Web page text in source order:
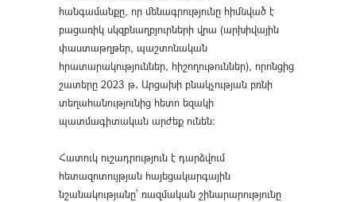
հանգամանքը, որ մենագրությունը հիմնված է
բացառիկ սկզբնաղբյուրների վրա (արխիվային
փաստաթղթեր, պաշտոնական
հրատարակություններ, հիշողութուններ), որոնցից
շատերը 2023 թ․ Արցախի բնակչության բռնի
տեղահանությունից հետո եզակի
պատմագիտական արժեք ունեն։
Հատուկ ուշադրություն է դարձվում
հետազոտույթյան հայեցակարգային
նշանակությանը՝ ռազմական շինարարությունը